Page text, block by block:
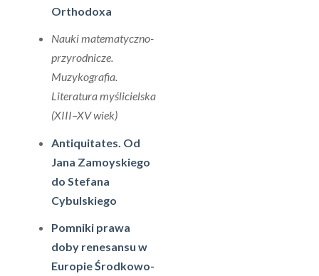
Orthodoxa
Nauki matematyczno-
przyrodnicze.
Muzykografia.
Literatura myślicielska
(XIII–XV wiek)
Antiquitates. Od
Jana Zamoyskiego
do Stefana
Cybulskiego
Pomniki prawa
doby renesansu w
Europie Środkowo-